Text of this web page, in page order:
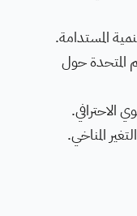
المستدامة.
المتحدة حول
الاحترافي.
المناخي.